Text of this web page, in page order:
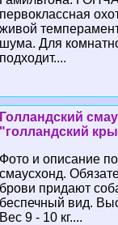
первоклассная
живой
шума. Для
подходит....
Голландский
"голландский
Фото и описание
смаусхонд.
брови придают
беспечный вид.
Вес 9 - 10 кг....